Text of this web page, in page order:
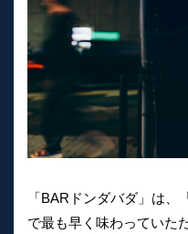
「BARドンダバダ」は
で最も早く味わっていた